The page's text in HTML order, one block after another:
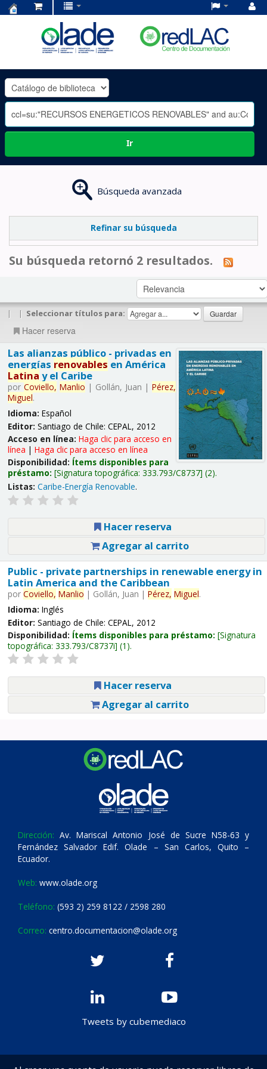
OLADE
-
Ir
Búsqueda avanzada
Refinar su búsqueda
Su búsqueda retornó 2 resultados.
| | Seleccionar títulos para:
Hacer reserva
Las alianzas público - privadas en
energías renovables en América
Latina y el Caribe
por Coviello, Manlio | Gollán, Juan | Pérez,
Miguel.
Idioma: Español
Editor: Santiago de Chile: CEPAL, 2012
Acceso en línea: Haga clic para acceso en
línea | Haga clic para acceso en línea
Disponibilidad: Ítems disponibles para
préstamo: Signatura topográfica: 333.793/C8737 (2).
Listas: Caribe-Energía Renovable.
Hacer reserva
Agregar al carrito
Public - private partnerships in renewable energy in
Latin America and the Caribbean
por Coviello, Manlio | Gollán, Juan | Pérez, Miguel.
Idioma: Inglés
Editor: Santiago de Chile: CEPAL, 2012
Disponibilidad: Ítems disponibles para préstamo: Signatura
topográfica: 333.793/C8737i (1).
Hacer reserva
Agregar al carrito
Dirección: Av. Mariscal Antonio José de Sucre N58-63 y
Fernández Salvador Edif. Olade – San Carlos, Quito –
Ecuador.
Web: www.olade.org
Teléfono: (593 2) 259 8122 / 2598 280
Correo: centro.documentacion@olade.org
Tweets by cubemediaco